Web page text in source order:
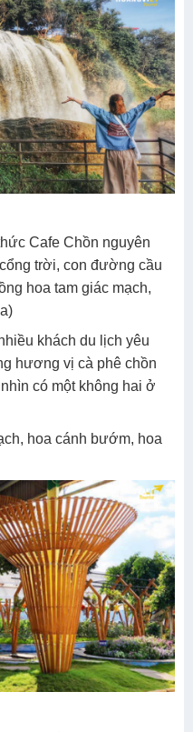
Cafe Chồn nguyên
trời, con đường cầu
hoa tam giác mạch,
khách du lịch yêu
hương vị cà phê chồn
có một không hai ở
hoa cánh bướm, hoa